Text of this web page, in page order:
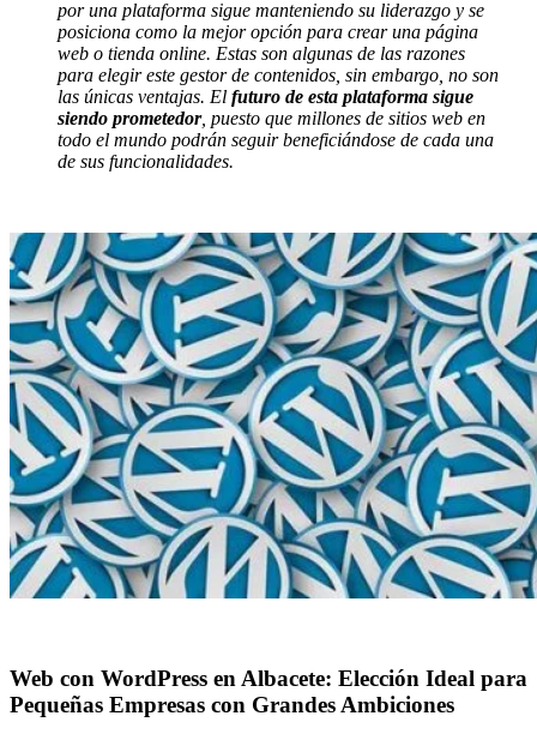
por una plataforma sigue manteniendo su liderazgo y se
posiciona como la mejor opción para crear una página
web o tienda online. Estas son algunas de las razones
para elegir este gestor de contenidos, sin embargo, no son
las únicas ventajas. El futuro de esta plataforma sigue
siendo prometedor, puesto que millones de sitios web en
todo el mundo podrán seguir beneficiándose de cada una
de sus funcionalidades.
Web con WordPress en Albacete: Elección Ideal para
Pequeñas Empresas con Grandes Ambiciones